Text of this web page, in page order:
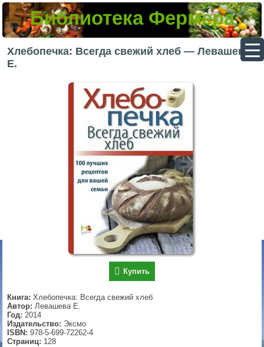
Библиотека Фермера
Хлебопечка: Всегда свежий хлеб — Левашева
Е.
Купить
Книга: Хлебопечка: Всегда свежий хлеб
Автор: Левашева Е.
Год: 2014
Издательство: Эксмо
ISBN: 978-5-699-72262-4
Страниц: 128
▼
▼